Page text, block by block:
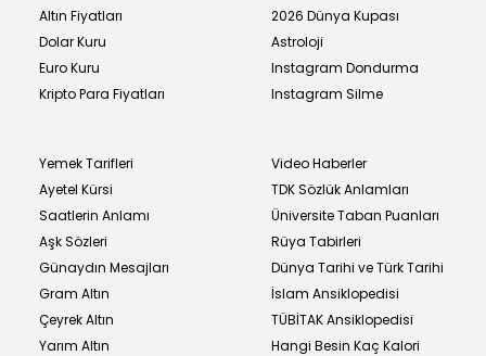
Altın Fiyatları
Dolar Kuru
Euro Kuru
Kripto Para Fiyatları
2026 Dünya Kupası
Astroloji
Instagram Dondurma
Instagram Silme
Yemek Tarifleri
Ayetel Kürsi
Saatlerin Anlamı
Aşk Sözleri
Günaydın Mesajları
Gram Altın
Çeyrek Altın
Yarım Altın
Video Haberler
TDK Sözlük Anlamları
Üniversite Taban Puanları
Rüya Tabirleri
Dünya Tarihi ve Türk Tarihi
İslam Ansiklopedisi
TÜBİTAK Ansiklopedisi
Hangi Besin Kaç Kalori